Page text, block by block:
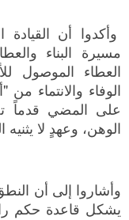
وأكدوا أن
مسيرة البناء
العطاء الموصول
الوفاء والانتماء
على المضي قدماً
الوهن، وعهدٍ لا يثنيه
وأشاروا إلى أن
يشكل قاعدة حكم